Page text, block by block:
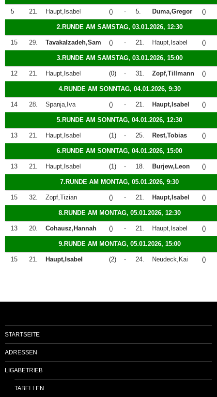
5 21. Haupt,Isabel () - 5. Duma,Gregor ()
2.RUNDE AM SAMSTAG, 03.01.2026, 12:30
15 29. Tavakalzadeh,Sam () - 21. Haupt,Isabel ()
3.RUNDE AM SAMSTAG, 03.01.2026, 15:00
12 21. Haupt,Isabel (0) - 31. Zopf,Tillmann ()
4.RUNDE AM SONNTAG, 04.01.2026, 9:30
14 28. Spanja,Iva () - 21. Haupt,Isabel ()
5.RUNDE AM SONNTAG, 04.01.2026, 12:30
13 21. Haupt,Isabel (1) - 25. Rest,Tobias ()
6.RUNDE AM SONNTAG, 04.01.2026, 15:00
13 21. Haupt,Isabel (1) - 18. Burjew,Leon ()
7.RUNDE AM MONTAG, 05.01.2026, 9:30
15 32. Zopf,Tizian () - 21. Haupt,Isabel ()
8.RUNDE AM MONTAG, 05.01.2026, 12:30
13 20. Cohausz,Hannah () - 21. Haupt,Isabel ()
9.RUNDE AM MONTAG, 05.01.2026, 15:00
15 21. Haupt,Isabel (2) - 24. Neudeck,Kai ()
STARTSEITE
ADRESSEN
LIGABETRIEB
TABELLEN